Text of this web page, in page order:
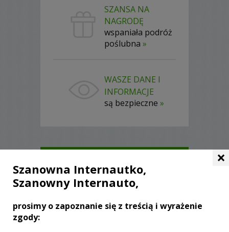
SZANSA NA
NAGRODĘ
wspaniała podróż
poślubna »
WASZE DANE I
INFORMACJE
są bezpieczne »
×
Szanowna Internautko,
Szanowny Internauto,
prosimy o zapoznanie się z treścią i wyrażenie
zgody: